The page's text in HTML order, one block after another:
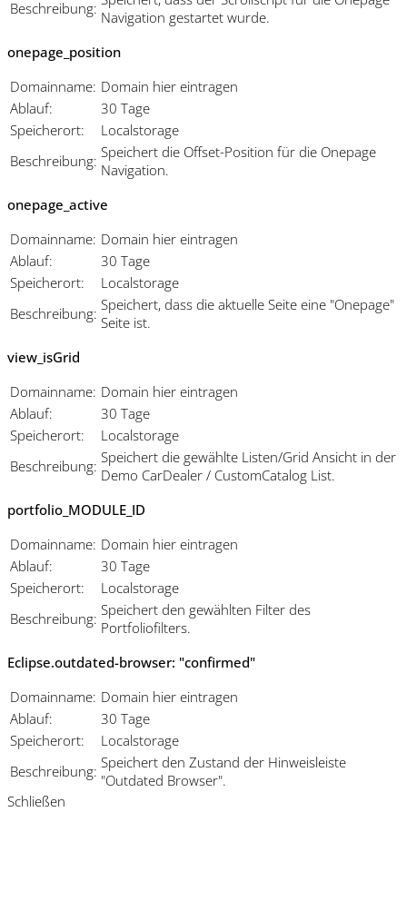
Beschreibung: Navigation gestartet wurde.
onepage_position
Domainname: Domain hier eintragen
Ablauf:
30 Tage
Speicherort:
Localstorage
Beschreibung: Speichert die Offset-Position für die Onepage
Navigation.
onepage_active
Domainname: Domain hier eintragen
Ablauf:
30 Tage
Speicherort:
Localstorage
Beschreibung: Speichert, dass die aktuelle Seite eine "Onepage"
Seite ist.
view_isGrid
Domainname: Domain hier eintragen
Ablauf:
30 Tage
Speicherort:
Localstorage
Beschreibung: Speichert die gewählte Listen/Grid Ansicht in der
Demo CarDealer / CustomCatalog List.
portfolio_MODULE_ID
Domainname: Domain hier eintragen
Ablauf:
30 Tage
Speicherort:
Localstorage
Beschreibung: Speichert den gewählten Filter des
Portfoliofilters.
Eclipse.outdated-browser: "confirmed"
Domainname: Domain hier eintragen
Ablauf:
30 Tage
Speicherort:
Localstorage
Beschreibung: Speichert den Zustand der Hinweisleiste
"Outdated Browser".
Schließen